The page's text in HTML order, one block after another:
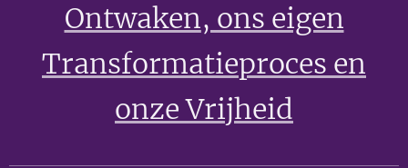
Ontwaken, ons eigen
Transformatieproces en
onze Vrijheid